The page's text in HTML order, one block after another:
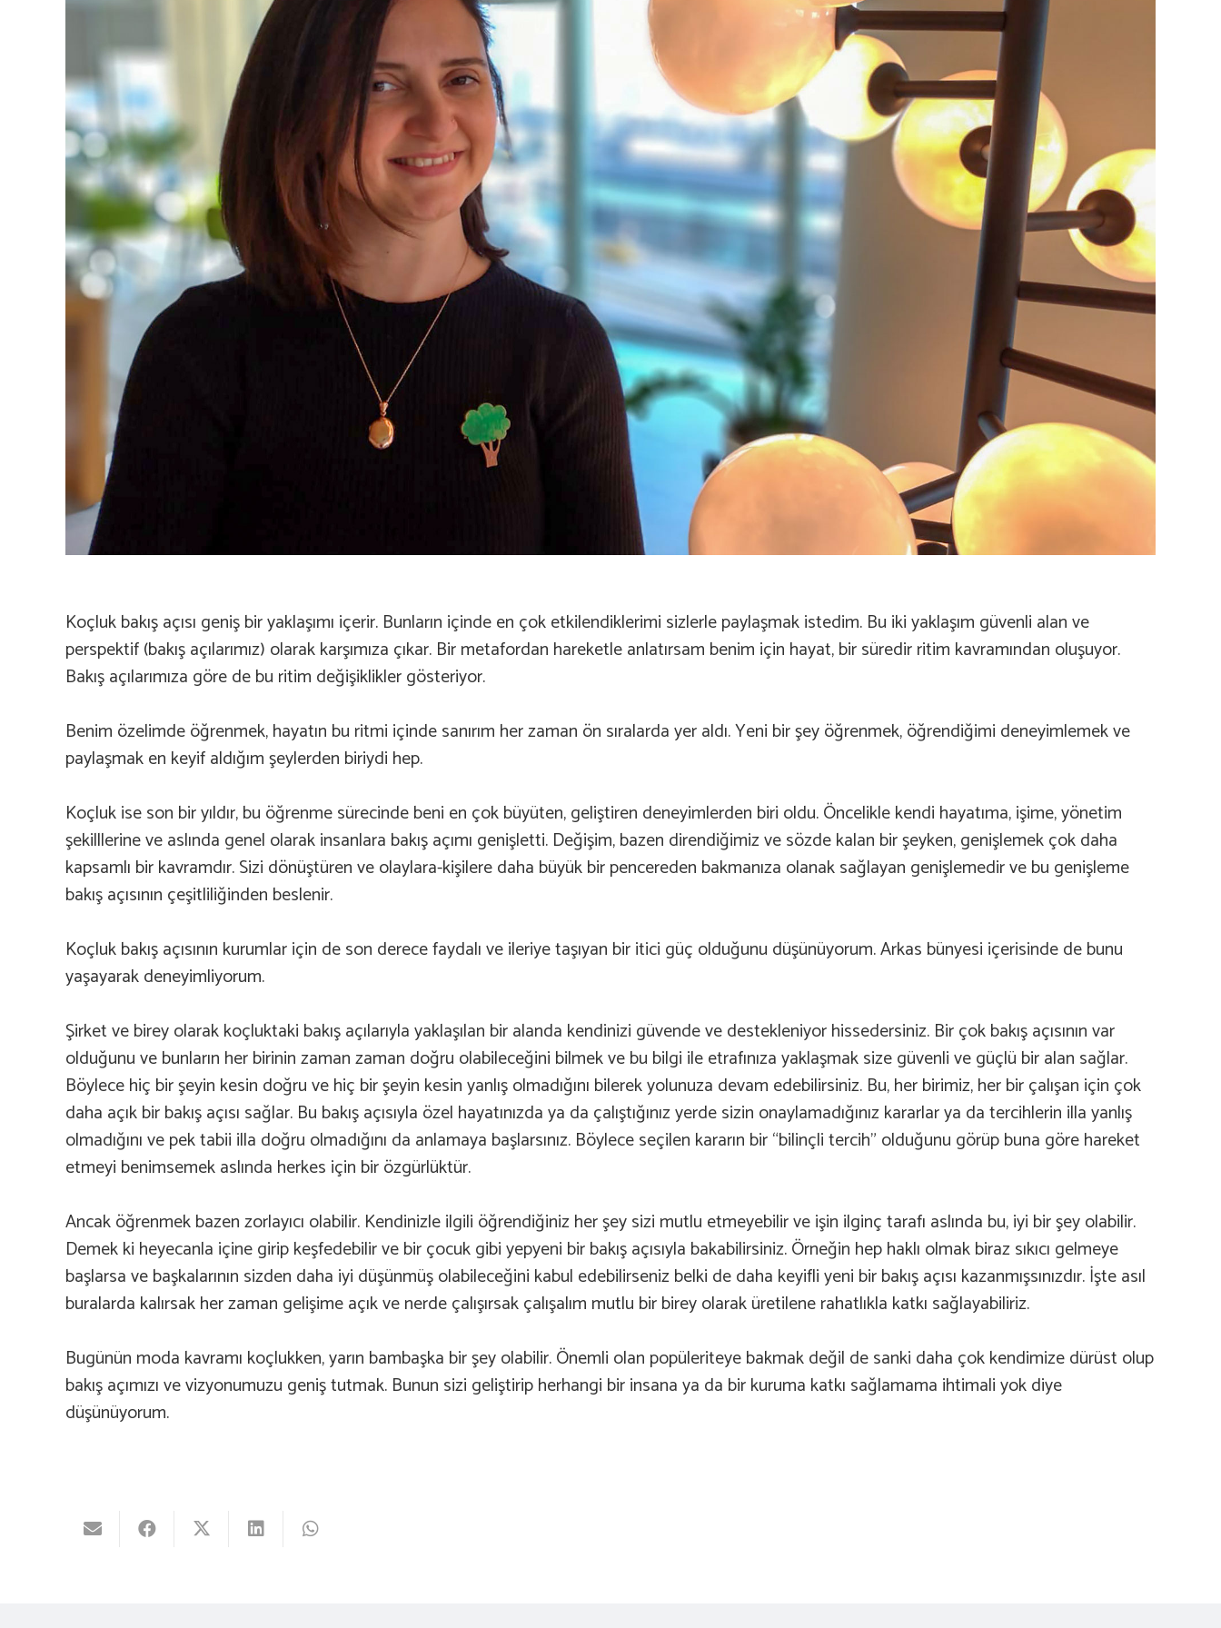
Koçluk bakış açısı geniş bir yaklaşımı içerir. Bunların içinde en çok etkilendiklerimi sizlerle paylaşmak istedim. Bu iki yaklaşım güvenli alan ve
perspektif (bakış açılarımız) olarak karşımıza çıkar. Bir metafordan hareketle anlatırsam benim için hayat, bir süredir ritim kavramından oluşuyor.
Bakış açılarımıza göre de bu ritim değişiklikler gösteriyor.
Benim özelimde öğrenmek, hayatın bu ritmi içinde sanırım her zaman ön sıralarda yer aldı. Yeni bir şey öğrenmek, öğrendiğimi deneyimlemek ve
paylaşmak en keyif aldığım şeylerden biriydi hep.
Koçluk ise son bir yıldır, bu öğrenme sürecinde beni en çok büyüten, geliştiren deneyimlerden biri oldu. Öncelikle kendi hayatıma, işime, yönetim
şekilllerine ve aslında genel olarak insanlara bakış açımı genişletti. Değişim, bazen direndiğimiz ve sözde kalan bir şeyken, genişlemek çok daha
kapsamlı bir kavramdır. Sizi dönüştüren ve olaylara-kişilere daha büyük bir pencereden bakmanıza olanak sağlayan genişlemedir ve bu genişleme
bakış açısının çeşitliliğinden beslenir.
Koçluk bakış açısının kurumlar için de son derece faydalı ve ileriye taşıyan bir itici güç olduğunu düşünüyorum. Arkas bünyesi içerisinde de bunu
yaşayarak deneyimliyorum.
Şirket ve birey olarak koçluktaki bakış açılarıyla yaklaşılan bir alanda kendinizi güvende ve destekleniyor hissedersiniz. Bir çok bakış açısının var
olduğunu ve bunların her birinin zaman zaman doğru olabileceğini bilmek ve bu bilgi ile etrafınıza yaklaşmak size güvenli ve güçlü bir alan sağlar.
Böylece hiç bir şeyin kesin doğru ve hiç bir şeyin kesin yanlış olmadığını bilerek yolunuza devam edebilirsiniz. Bu, her birimiz, her bir çalışan için çok
daha açık bir bakış açısı sağlar. Bu bakış açısıyla özel hayatınızda ya da çalıştığınız yerde sizin onaylamadığınız kararlar ya da tercihlerin illa yanlış
olmadığını ve pek tabii illa doğru olmadığını da anlamaya başlarsınız. Böylece seçilen kararın bir “bilinçli tercih” olduğunu görüp buna göre hareket
etmeyi benimsemek aslında herkes için bir özgürlüktür.
Ancak öğrenmek bazen zorlayıcı olabilir. Kendinizle ilgili öğrendiğiniz her şey sizi mutlu etmeyebilir ve işin ilginç tarafı aslında bu, iyi bir şey olabilir.
Demek ki heyecanla içine girip keşfedebilir ve bir çocuk gibi yepyeni bir bakış açısıyla bakabilirsiniz. Örneğin hep haklı olmak biraz sıkıcı gelmeye
başlarsa ve başkalarının sizden daha iyi düşünmüş olabileceğini kabul edebilirseniz belki de daha keyifli yeni bir bakış açısı kazanmışsınızdır. İşte asıl
buralarda kalırsak her zaman gelişime açık ve nerde çalışırsak çalışalım mutlu bir birey olarak üretilene rahatlıkla katkı sağlayabiliriz.
Bugünün moda kavramı koçlukken, yarın bambaşka bir şey olabilir. Önemli olan popüleriteye bakmak değil de sanki daha çok kendimize dürüst olup
bakış açımızı ve vizyonumuzu geniş tutmak. Bunun sizi geliştirip herhangi bir insana ya da bir kuruma katkı sağlamama ihtimali yok diye
düşünüyorum.